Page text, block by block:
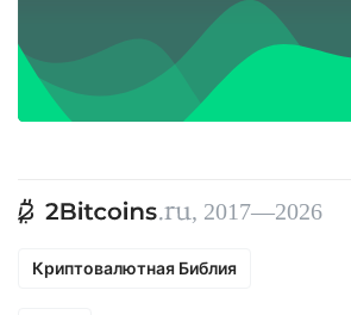
, 2017—2026
Криптовалютная Библия